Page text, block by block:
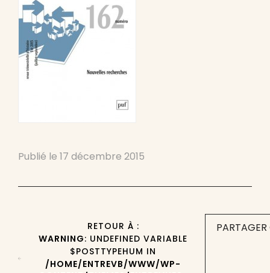
Publié le 17 décembre 2015
RETOUR À :
WARNING: UNDEFINED VARIABLE
$POSTTYPEHUM IN
/HOME/ENTREVB/WWW/WP-